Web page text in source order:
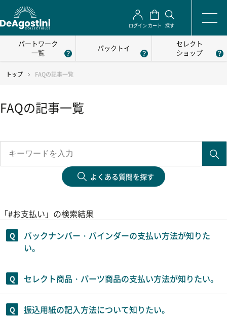
ログイン カート 探す
パートワーク
一覧
パックトイ
セレクト
ショップ
トップ FAQの記事一覧
FAQの記事一覧
よくある質問を探す
「#お支払い」の検索結果
バックナンバー・バインダーの支払い方法が知りた
い。
セレクト商品・パーツ商品の支払い方法が知りたい。
振込用紙の記入方法について知りたい。